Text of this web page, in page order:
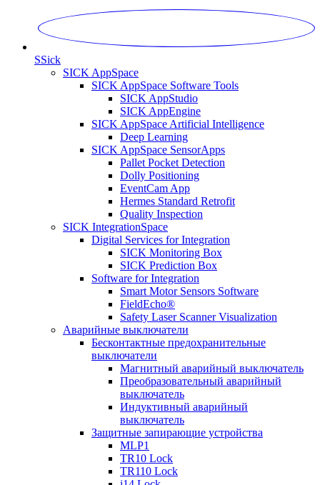
SSick
SICK AppSpace
SICK AppSpace Software Tools
SICK AppStudio
SICK AppEngine
SICK AppSpace Artificial Intelligence
Deep Learning
SICK AppSpace SensorApps
Pallet Pocket Detection
Dolly Positioning
EventCam App
Hermes Standard Retrofit
Quality Inspection
SICK IntegrationSpace
Digital Services for Integration
SICK Monitoring Box
SICK Prediction Box
Software for Integration
Smart Motor Sensors Software
FieldEcho®
Safety Laser Scanner Visualization
Аварийные выключатели
Бесконтактные предохранительные
выключатели
Магнитный аварийный выключатель
Преобразовательный аварийный
выключатель
Индуктивный аварийный
выключатель
Защитные запирающие устройства
MLP1
TR10 Lock
TR110 Lock